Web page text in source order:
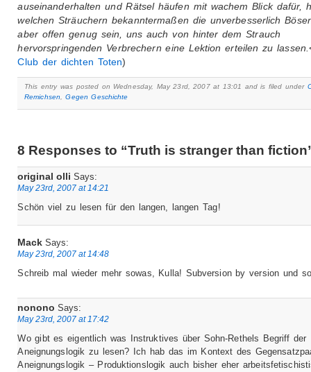
auseinanderhalten und Rätsel häufen mit wachem Blick dafür,
welchen Sträuchern bekanntermaßen die unverbesserlich
aber offen genug sein, uns auch von hinter dem Strauch
hervorspringenden Verbrechern eine Lektion erteilen zu lassen.
Club der dichten Toten)
This entry was posted on Wednesday, May 23rd, 2007 at 13:01 and is filed under
Remichsen ,Gegen Geschichte
8 Responses to “Truth is stranger than
original olli Says:
May 23rd, 2007 at 14:21
Schön viel zu lesen für den langen, langen Tag!
Mack Says:
May 23rd, 2007 at 14:48
Schreib mal wieder mehr sowas, Kulla! Subversion by version und
nonono Says:
May 23rd, 2007 at 17:42
Wo gibt es eigentlich was Instruktives über Sohn-Rethels Begriff der
Aneignungslogik zu lesen? Ich hab das im Kontext des
Aneignungslogik – Produktionslogik auch bisher eher